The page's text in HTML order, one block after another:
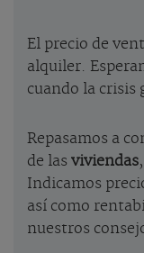
El precio de
alquiler.
cuando la crisis
Repasamos a
de las viviendas
Indicamos
así como
nuestros